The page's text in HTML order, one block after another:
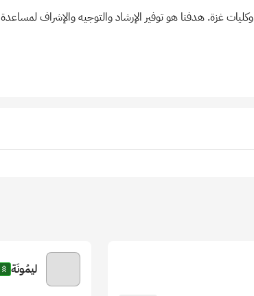
غزة. هدفنا هو توفير الإرشاد والتوجيه والإشراف لمساعدة
ليمُونَة